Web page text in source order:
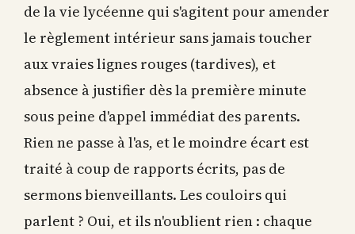
de la vie lycéenne qui s'agitent pour amender
le règlement intérieur sans jamais toucher
aux vraies lignes rouges (tardives), et
absence à justifier dès la première minute
sous peine d'appel immédiat des parents.
Rien ne passe à l'as, et le moindre écart est
traité à coup de rapports écrits, pas de
sermons bienveillants. Les couloirs qui
parlent ? Oui, et ils n'oublient rien : chaque